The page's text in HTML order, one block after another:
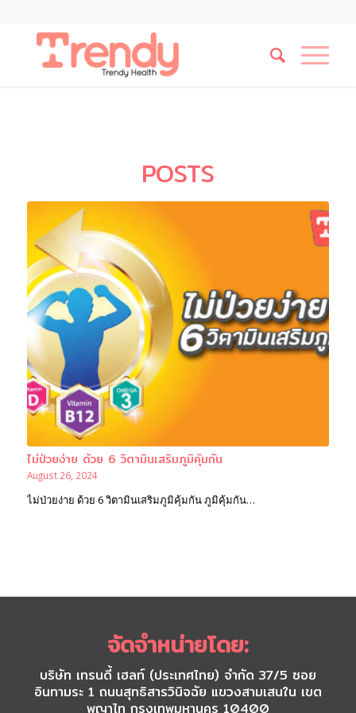
POSTS
ไม่ป่วยง่าย ด้วย 6 วิตามินเสริมภูมิคุ้มกัน
August 26, 2024
ไม่ป่วยง่าย ด้วย 6 วิตามินเสริมภูมิคุ้มกัน ภูมิคุ้มกัน…
จัดจำหน่ายโดย:
บริษัท เทรนดี้ เฮลท์ (ประเทศไทย) จำกัด 37/5 ซอย
อินทามระ 1 ถนนสุทธิสารวินิจฉัย แขวงสามเสนใน เขต
พญาไท กรุงเทพมหานคร 10400